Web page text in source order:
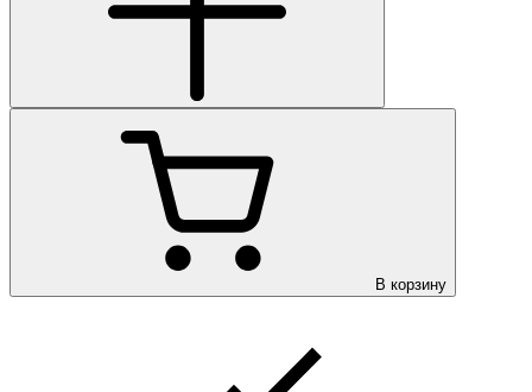
В корзину